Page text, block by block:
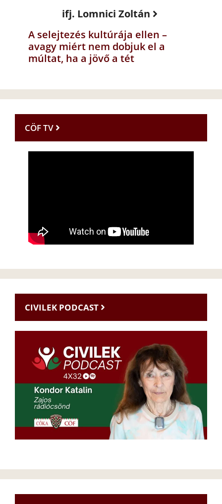
ifj. Lomnici Zoltán
A selejtezés kultúrája ellen –
avagy miért nem dobjuk el a
múltat, ha a jövő a tét
CÖF TV
CIVILEK PODCAST